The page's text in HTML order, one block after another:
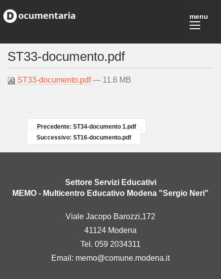
ST33-documento.pdf
ST33-documento.pdf— 11.6 MB
Precedente: ST34-documento 1.pdf
Successivo: ST16-documento.pdf
Settore Servizi Educativi
MEMO - Multicentro Educativo Modena "Sergio Neri"
Viale Jacopo Barozzi,172
41124 Modena
Tel. 059 2034311
Email: memo@comune.modena.it